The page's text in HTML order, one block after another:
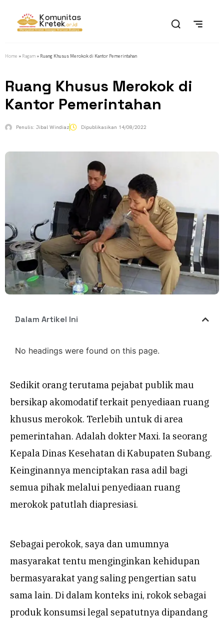
Home » Ragam » Ruang Khusus Merokok di Kantor Pemerintahan
Ruang Khusus Merokok di
Kantor Pemerintahan
Penulis: Jibal Windiaz Dipublikasikan 14/08/2022
Dalam Artikel Ini
No headings were found on this page.
Sedikit orang terutama pejabat publik mau
bersikap akomodatif terkait penyediaan ruang
khusus merokok. Terlebih untuk di area
pemerintahan. Adalah dokter Maxi. Ia seorang
Kepala Dinas Kesehatan di Kabupaten Subang.
Keinginannya menciptakan rasa adil bagi
semua pihak melalui penyediaan ruang
merokok patutlah diapresiasi.
Sebagai perokok, saya dan umumnya
masyarakat tentu menginginkan kehidupan
bermasyarakat yang saling pengertian satu
sama lain. Di dalam konteks ini, rokok sebagai
produk konsumsi legal sepatutnya dipandang